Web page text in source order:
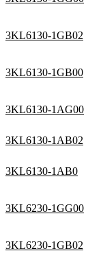
3KL6130-1GB02
3KL6130-1GB00
3KL6130-1AG00
3KL6130-1AB02
3KL6130-1AB0
3KL6230-1GG00
3KL6230-1GB02